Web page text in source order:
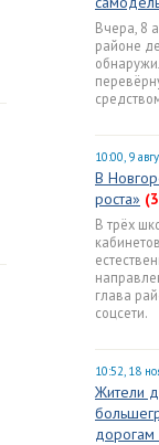
Вчера, 8
районе
10:00, 9
В
роста»
В трёх
глава
соцсети.
10:52, 18
Жители
дорогам